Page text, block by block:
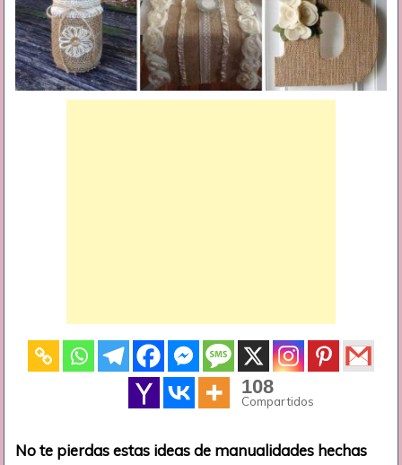
108
Compartidos
No te pierdas estas ideas de manualidades hechas